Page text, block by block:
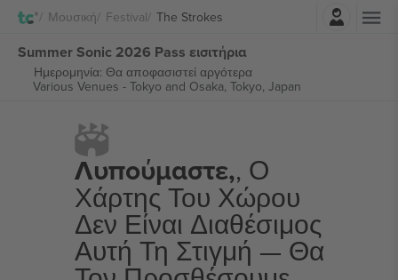
Μουσική Festival The Strokes
Summer Sonic 2026 Pass εισιτήρια
Ημερομηνία: Θα αποφασιστεί αργότερα
Various Venues - Tokyo and Osaka, Tokyo, Japan
Λυπούμαστε,, Ο
Χάρτης Του Χώρου
Δεν Είναι Διαθέσιμος
Αυτή Τη Στιγμή — Θα